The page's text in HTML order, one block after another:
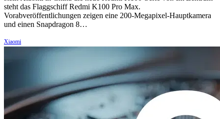
steht das Flaggschiff Redmi K100 Pro Max.
Vorabveröffentlichungen zeigen eine 200-Megapixel-Hauptkamera
und einen Snapdragon 8…
Xiaomi